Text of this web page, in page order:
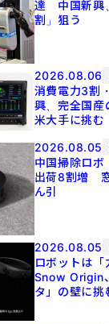
達 中国新興
割」狙う
2026.08.06
消費電力3割
興、完全国産
米大手に挑む
2026.08.05
中国掃除ロボ
出荷8割増
ん引
2026.08.05
ロボットは
Snow Origin
タ」の壁に挑